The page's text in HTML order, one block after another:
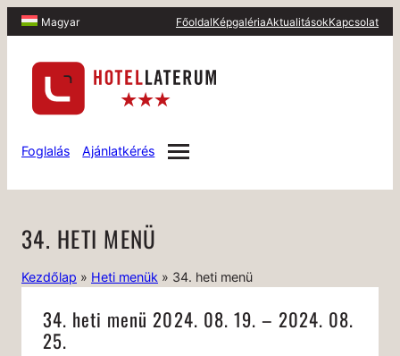
Magyar FőoldalKépgalériaAktualitásokKapcsolat
Foglalás Ajánlatkérés
34. HETI MENÜ
Kezdőlap » Heti menük » 34. heti menü
34. heti menü 2024. 08. 19. – 2024. 08.
25.